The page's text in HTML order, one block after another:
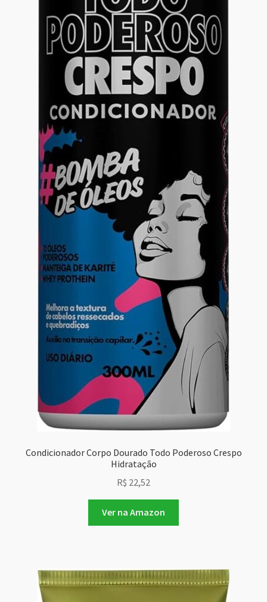
Condicionador Corpo Dourado Todo Poderoso Crespo
Hidratação
R$ 22,52
Ver na Amazon